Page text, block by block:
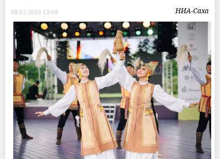
08.07.2026 13:08 НИА-Саха